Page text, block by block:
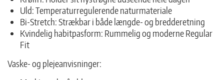
Uld: Temperaturregulerende naturmateriale
Bi-Stretch: Strækbar i både længde- og bredderetning
Kvindelig habitpasform: Rummelig og moderne Regular
Fit
Vaske- og plejeanvisninger: